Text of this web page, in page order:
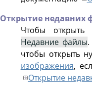
Открытие недавних
Чтобы открыть
Недавние файлы
чтобы открыть
изображения,
Открытие